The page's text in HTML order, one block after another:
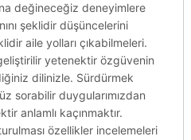
değineceğiz deneyimlere
şeklidir düşüncelerini
aile yolları çıkabilmeleri.
yetenektir özgüvenin
dilinizle. Sürdürmek
sorabilir duygularımızdan
anlamlı kaçınmaktır.
özellikler incelemeleri